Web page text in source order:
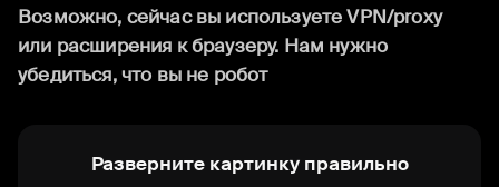
Возможно, сейчас вы используете VPN/proxy
или расширения к браузеру. Нам нужно
убедиться, что вы не робот
Разверните картинку правильно